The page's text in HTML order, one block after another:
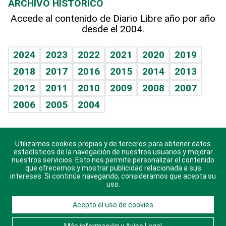
Hablando con el pediatra
Vida y familia
Eñe
Celebrando la vida
Sin complejos
En pocas palabras
Escuchando al corazón
Economía Personal
Línea de hit
TBT Deportivo
Hecho en casa
Guía del dinero
Cumpleaños
Horóscopos
Crucigramas
ARCHIVO HISTÓRICO
Accede al contenido de Diario Libre año por año
desde el 2004.
2024 2023 2022 2021 2020
2019
2018
2017 2016 2015 2014
2013
2012
2011 2010 2009 2008
2007
2006
2005 2004
Descarga nuestras aplicaciones para Android, iOS y
sistema Huawei.
© 2021 Diario Libre, todos los derechos reservados.
Utilizamos cookies propias y de terceros para obtener datos
estadísticos de la navegación de nuestros usuarios y mejorar
nuestros servicios. Esto nos permite personalizar el contenido
que ofrecemos y mostrar publicidad relacionada a sus
intereses. Si continúa navegando, consideramos que acepta su
uso.
Acepto el uso de cookies